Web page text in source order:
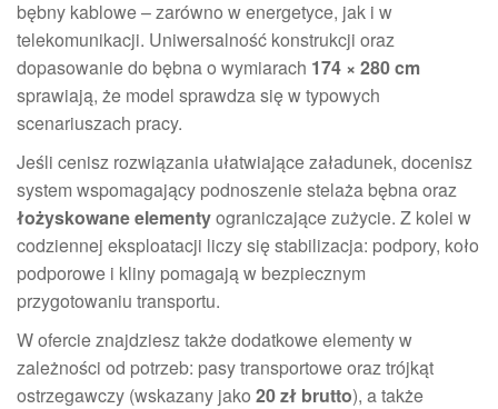
bębny kablowe – zarówno w energetyce, jak i w
telekomunikacji. Uniwersalność konstrukcji oraz
dopasowanie do bębna o wymiarach 174 × 280 cm
sprawiają, że model sprawdza się w typowych
scenariuszach pracy.
Jeśli cenisz rozwiązania ułatwiające załadunek, docenisz
system wspomagający podnoszenie stelaża bębna oraz
łożyskowane elementyograniczające zużycie. Z kolei w
codziennej eksploatacji liczy się stabilizacja: podpory, koło
podporowe i kliny pomagają w bezpiecznym
przygotowaniu transportu.
W ofercie znajdziesz także dodatkowe elementy w
zależności od potrzeb: pasy transportowe oraz trójkąt
ostrzegawczy (wskazany jako 20 zł brutto), a także